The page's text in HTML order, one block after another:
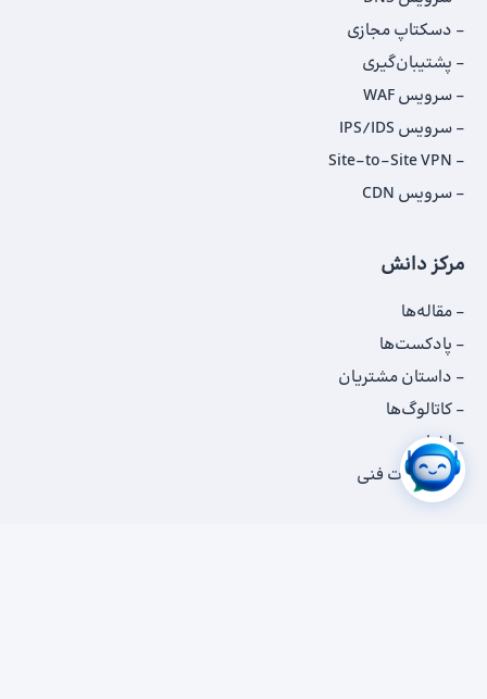
دسکتاپ مجازی
پشتیبان‌گیری
سرویس WAF
سرویس IPS/IDS
Site-to-Site VPN
سرویس CDN
مرکز دانش
مقاله‌ها
پادکست‌ها
داستان‌ مشتریان
کاتالوگ‌‌ها
اخبار
مستندات فنی